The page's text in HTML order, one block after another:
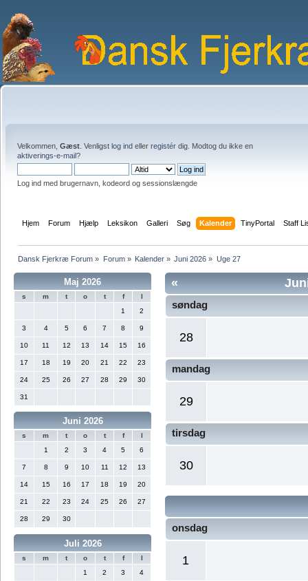
Velkommen, Gæst . Venligst log ind eller registér dig. Modtog du ikke en
aktiverings-e-mail?
Log ind med brugernavn, kodeord og sessionslængde
Hjem Forum Hjælp Leksikon Galleri Søg Kalender TinyPortal Staff
Dansk Fjerkræ Forum » Forum» Kalender» Juni 2026 » Uge 27
Maj 2026
s m t o t f
l
1
2
3 4 5 6 7 8 9
10 11 12 13 14 15 16
17 18 19 20 21 22 23
24 25 26 27 28 29 30
31
Juni 2026
s m t o t f
l
1
2 3 4 5 6
7 8 9 10 11 12 13
14 15 16 17 18 19 20
21 22 23 24 25 26 27
28 29 30
Juli 2026
s m t o t f
l
1
2 3 4
«
søndag
28
mandag
29
tirsdag
30
onsdag
1